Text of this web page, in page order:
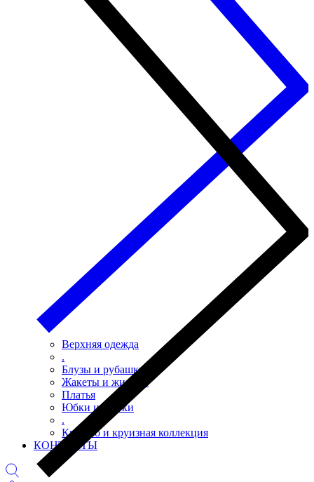
Верхняя одежда
.
Блузы и рубашки
Жакеты и жилеты
Платья
Юбки и брюки
.
Кимоно и круизная коллекция
КОНТАКТЫ